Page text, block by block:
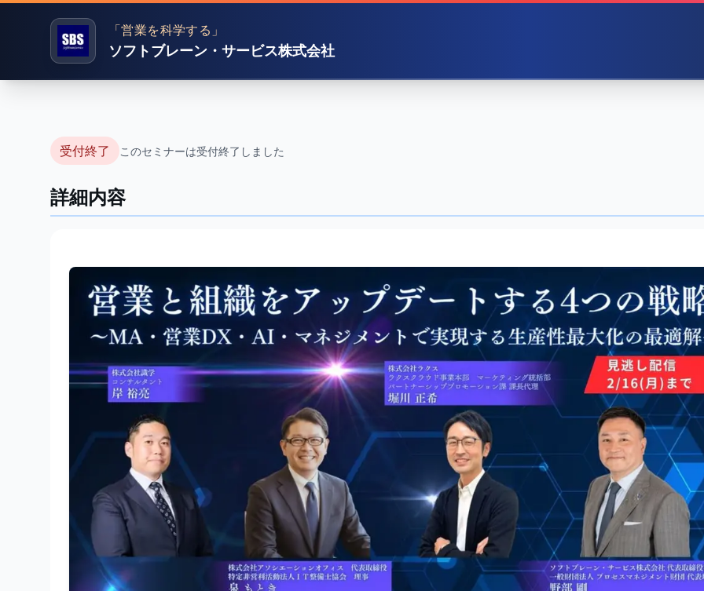
「営業を科学する」
ソフトブレーン・サービス株式会社
【見逃し配信中】営業と組織をアッ
デートする4つの戦略
〜MA・営業DX・AI・マネジメントで実現する生産性最大
最適解〜
受付終了 このセミナーは受付終了しました
詳細内容